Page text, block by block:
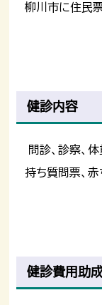
柳川市に住民
健診内容
問診、診察、
持ち質問票、
健診費用助